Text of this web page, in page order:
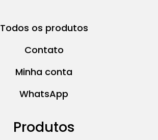
Todos os produtos
Contato
Minha conta
WhatsApp
Produtos